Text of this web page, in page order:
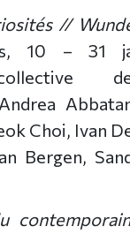
//
10 – 31
Choi, Ivan
Bergen,